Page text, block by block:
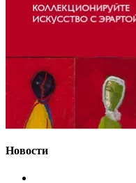
Новости